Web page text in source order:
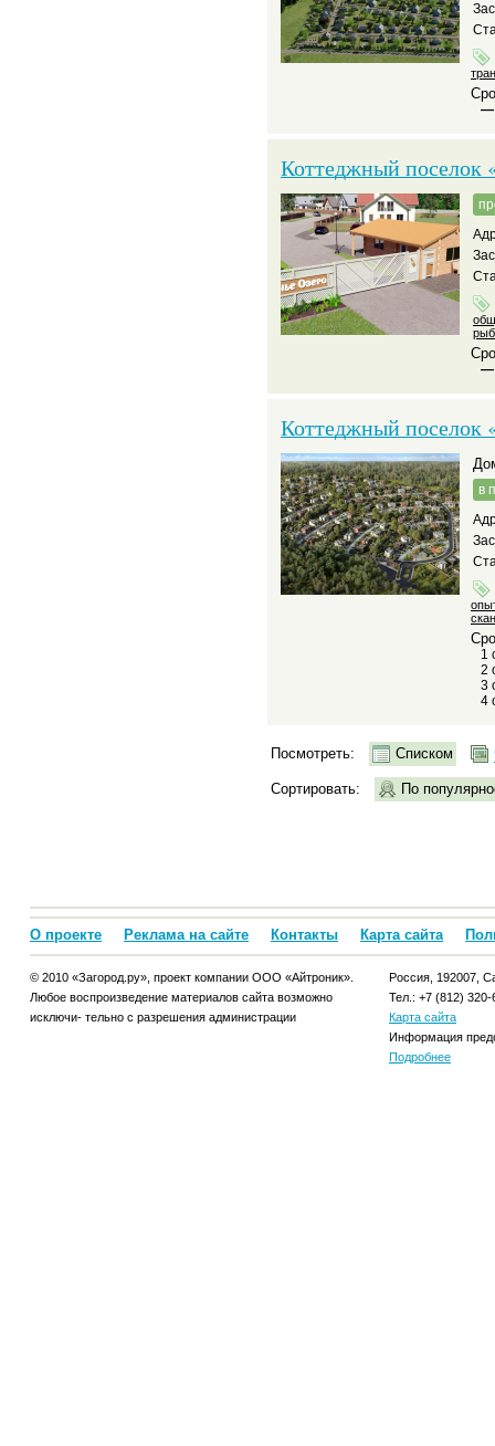
—
Коттеджный поселок
—
Коттеджный поселок
в
1
2
3
4
Посмотреть: Списком
Сортировать: По
О проекте Реклама на сайте Контакты Карта сайта
© 2010 «Загород.ру», проект компании ООО «Айтроник».
Любое воспроизведение материалов сайта возможно
исключи- тельно с разрешения администрации
Россия, 192007,
Тел.: +7 (812) 320-
Карта сайта
Информация
Подробнее